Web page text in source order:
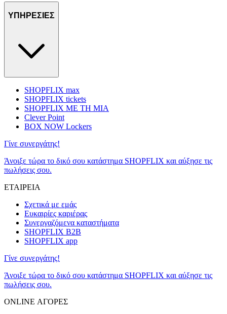
ΥΠΗΡΕΣΙΕΣ
SHOPFLIX max
SHOPFLIX tickets
SHOPFLIX ΜΕ ΤΗ ΜΙΑ
Clever Point
BOX NOW Lockers
Γίνε συνεργάτης!
Άνοιξε τώρα το δικό σου κατάστημα SHOPFLIX και αύξησε τις
πωλήσεις σου.
ΕΤΑΙΡΕΙΑ
Σχετικά με εμάς
Ευκαιρίες καριέρας
Συνεργαζόμενα καταστήματα
SHOPFLIX B2B
SHOPFLIX app
Γίνε συνεργάτης!
Άνοιξε τώρα το δικό σου κατάστημα SHOPFLIX και αύξησε τις
πωλήσεις σου.
ONLINE ΑΓΟΡΕΣ